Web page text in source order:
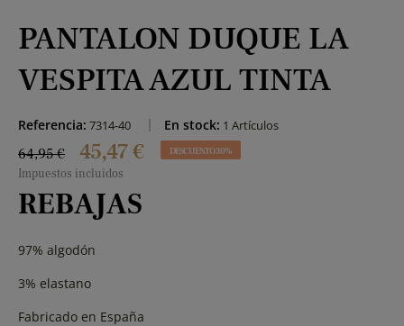
PANTALON DUQUE LA
VESPITA AZUL TINTA
Referencia: 7314-40 En stock: 1 Artículos
64,95 € 45,47 € DESCUENTO 30%
Impuestos incluidos
REBAJAS
97% algodón
3% elastano
Fabricado en España